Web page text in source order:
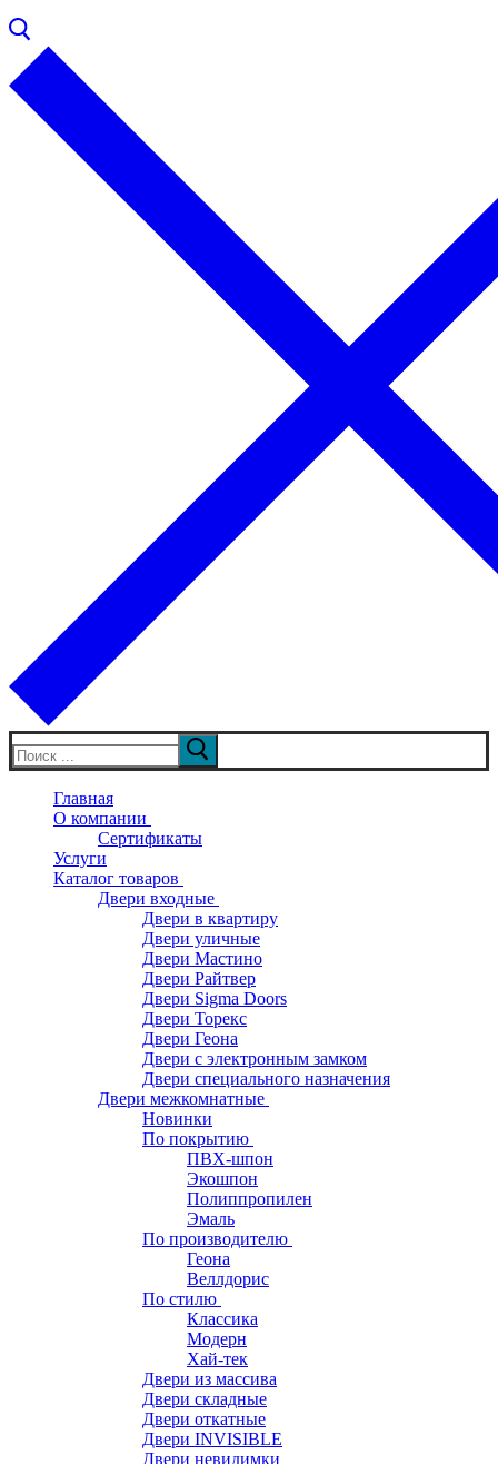
Искать:
Главная
О компании
Сертификаты
Услуги
Каталог товаров
Двери входные
Двери в квартиру
Двери уличные
Двери Мастино
Двери Райтвер
Двери Sigma Doors
Двери Торекс
Двери Геона
Двери с электронным замком
Двери специального назначения
Двери межкомнатные
Новинки
По покрытию
ПВХ-шпон
Экошпон
Полиппропилен
Эмаль
По производителю
Геона
Веллдорис
По стилю
Классика
Модерн
Хай-тек
Двери из массива
Двери складные
Двери откатные
Двери INVISIBLE
Двери невидимки